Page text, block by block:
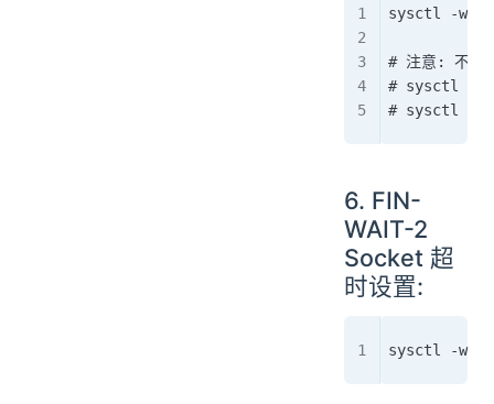
sysctl -w
# 注意: 不建议
# sysctl -w
# sysctl -w
6. FIN-
WAIT-2
Socket 超
时设置:
sysctl -w